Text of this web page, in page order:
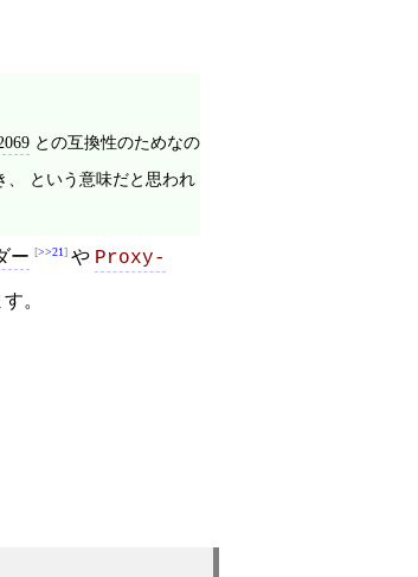
との互換性のためなの
、 という意味だと思われ
ー >>21 や Proxy-
。